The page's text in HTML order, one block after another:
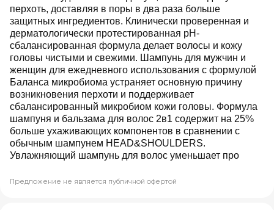
перхоть, доставляя в поры в два раза больше
защитных ингредиентов. Клинически проверенная и
дерматологически протестированная pH-
сбалансированная формула делает волосы и кожу
головы чистыми и свежими. Шампунь для мужчин и
женщин для ежедневного использования с формулой
Баланса микробиома устраняет основную причину
возникновения перхоти и поддерживает
сбалансированный микробиом кожи головы. Формула
шампуня и бальзама для волос 2в1 содержит на 25%
больше ухаживающих компонентов в сравнении с
обычным шампунем HEAD&SHOULDERS.
Увлажняющий шампунь для волос уменьшает про
Предложение не является публичной офертой